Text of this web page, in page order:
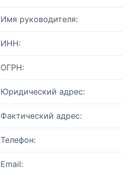
Имя руководителя:
ИНН:
ОГРН:
Юридический адрес:
Фактический адрес:
Телефон:
Email: